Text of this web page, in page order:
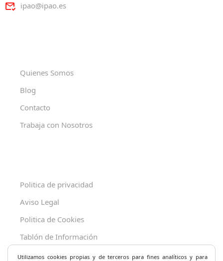
ipao@ipao.es
Quienes Somos
Blog
Contacto
Trabaja con Nosotros
Politica de privacidad
Aviso Legal
Politica de Cookies
Tablón de Información
Decreto 625/2019
Utilizamos cookies propias y de terceros para fines analíticos y para